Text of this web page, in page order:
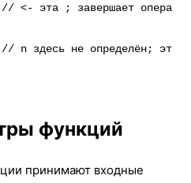
; завершает оператор
n здесь не определён; этот
функций
принимают входные